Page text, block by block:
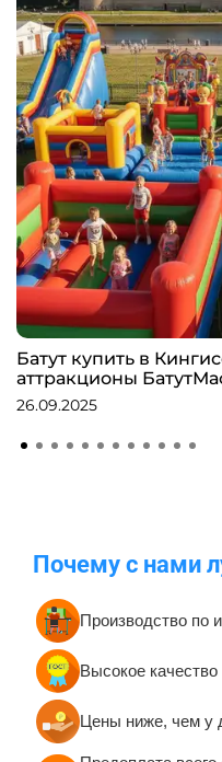
Батут купить в
аттракционы
26.09.2025
Почему с нами
Производство по
Высокое
Цены ниже, чем у